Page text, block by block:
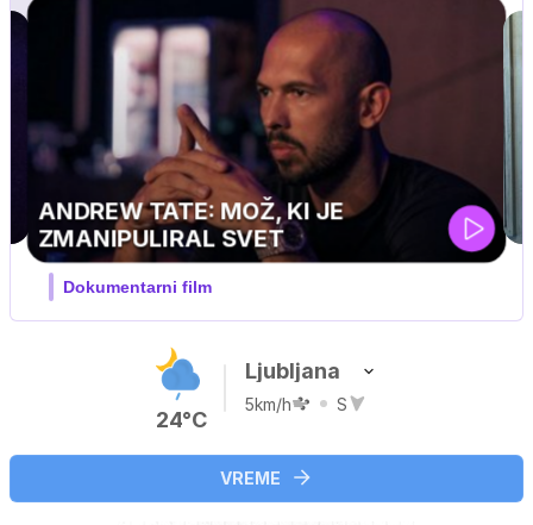
MOJ PRIJATELJ PINGVIN
Film meseca / družinski, pustolovski
24°C
Ljubljana
5km/h S
VREME